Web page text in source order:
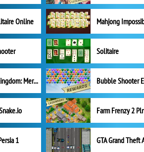
Online Mahjong
Solitaire
Mergest Kingdom: Merge Puzzle
1 GTA Grand Theft